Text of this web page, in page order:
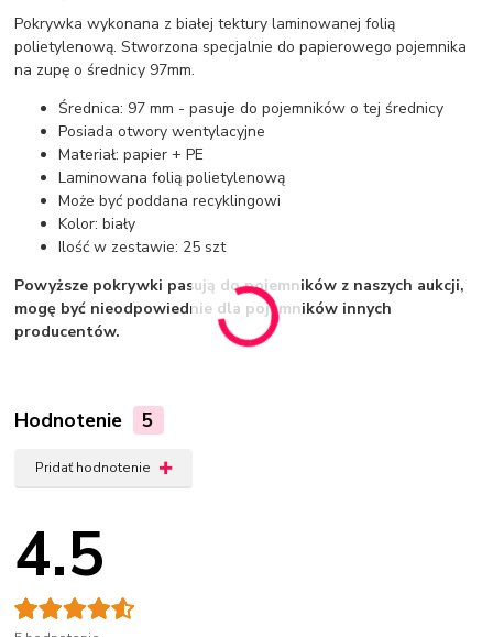
Pokrywka wykonana z białej tektury laminowanej folią
polietylenową. Stworzona specjalnie do papierowego pojemnika
na zupę o średnicy 97mm.
Średnica: 97 mm - pasuje do pojemników o tej średnicy
Posiada otwory wentylacyjne
Materiał: papier + PE
Laminowana folią polietylenową
Może być poddana recyklingowi
Kolor: biały
Ilość w zestawie: 25 szt
Powyższe pokrywki pasują do pojemników z naszych aukcji,
mogę być nieodpowiednie dla pojemników innych
producentów.
Hodnotenie 5
Pridať hodnotenie
4.5